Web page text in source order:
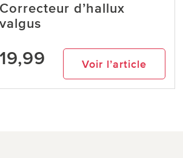
Correcteur d’hallux
valgus
19,99 Voir l’article